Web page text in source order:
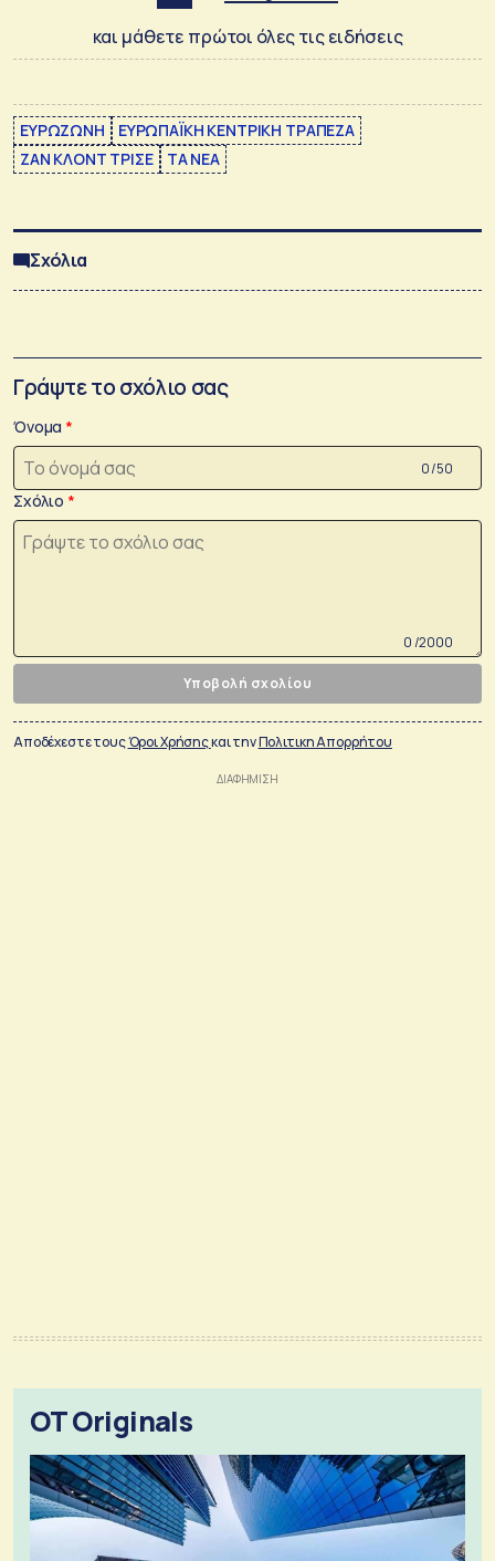
και μάθετε πρώτοι όλες τις ειδήσεις
ΕΥΡΩΖΩΝΗ
ΕΥΡΩΠΑΪΚΗ ΚΕΝΤΡΙΚΗ ΤΡΑΠΕΖΑ
ΖΑΝ ΚΛΟΝΤ ΤΡΙΣΕ
ΤΑ ΝΕΑ
Σχόλια
Γράψτε το σχόλιο σας
Όνομα
0 /50
Σχόλιο
0 /2000
Υποβολή σχολίου
Αποδέχεστε τουςΌροι Χρήσηςκαι τηνΠολιτικη Απορρήτου
OT Originals